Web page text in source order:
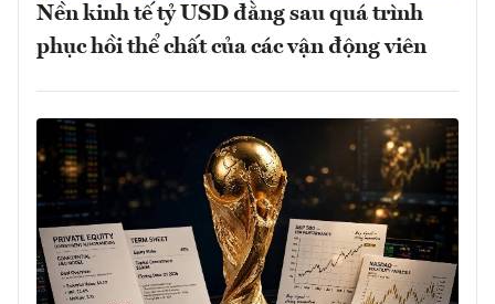
Nền kinh tế tỷ USD đằng sau quá trình
phục hồi thể chất của các vận động viên